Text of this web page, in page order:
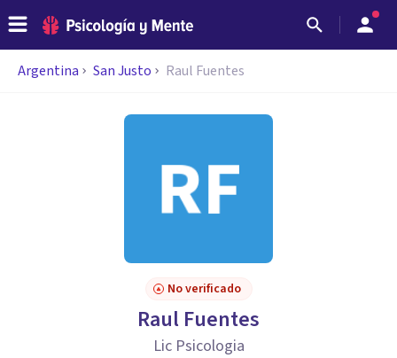
Argentina San Justo Raul Fuentes
No verificado
Raul Fuentes
Lic Psicologia